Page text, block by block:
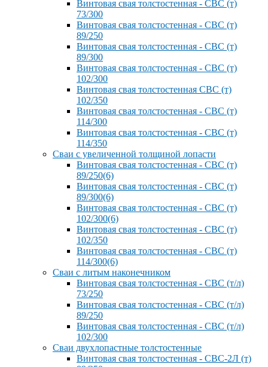
Винтовая свая толстостенная - СВС (т)
73/300
Винтовая свая толстостенная - СВС (т)
89/250
Винтовая свая толстостенная - СВС (т)
89/300
Винтовая свая толстостенная - СВС (т)
102/300
Винтовая свая толстостенная СВС (т)
102/350
Винтовая свая толстостенная - СВС (т)
114/300
Винтовая свая толстостенная - СВС (т)
114/350
Сваи с увеличенной толщиной лопасти
Винтовая свая толстостенная - СВС (т)
89/250(6)
Винтовая свая толстостенная - СВС (т)
89/300(6)
Винтовая свая толстостенная - СВС (т)
102/300(6)
Винтовая свая толстостенная - СВС (т)
102/350
Винтовая свая толстостенная - СВС (т)
114/300(6)
Сваи с литым наконечником
Винтовая свая толстостенная - СВС (т/л)
73/250
Винтовая свая толстостенная - СВС (т/л)
89/250
Винтовая свая толстостенная - СВС (т/л)
102/300
Сваи двухлопастные толстостенные
Винтовая свая толстостенная - СВС-2Л (т)